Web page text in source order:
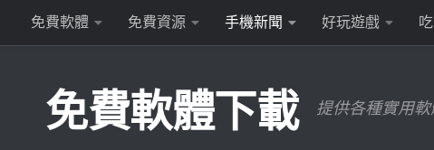
Skip to content
免費軟體 免費資源 手機新聞 好玩遊戲
免費軟體下載 提供各種實用